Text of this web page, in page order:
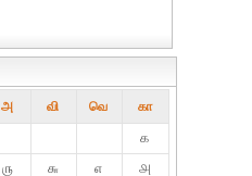
அ வி வெ கா
௧
௫ ௬ ௭
௮